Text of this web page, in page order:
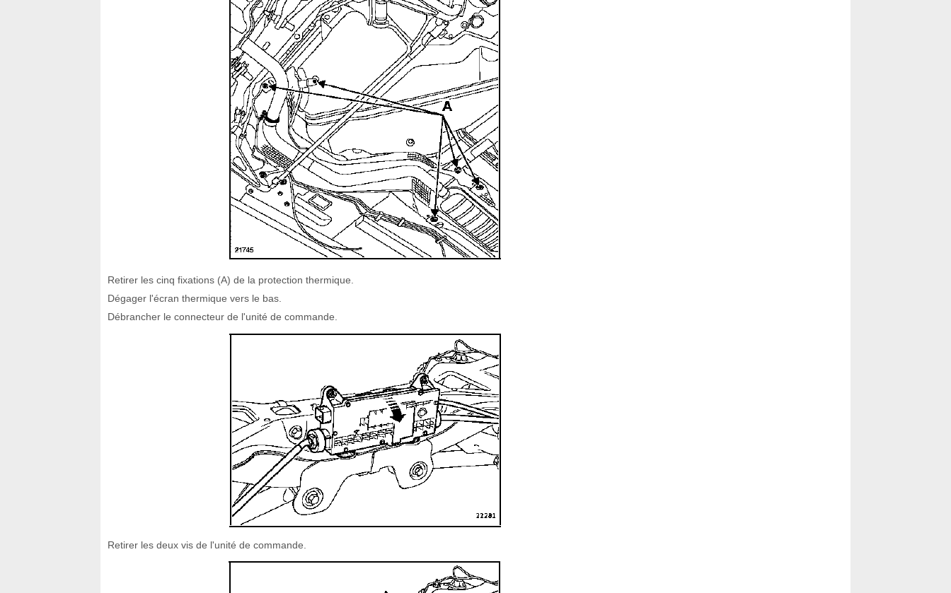
Retirer les cinq fixations (A) de la protection thermique.
Dégager l'écran thermique vers le bas.
Débrancher le connecteur de l'unité de commande.
Retirer les deux vis de l'unité de commande.